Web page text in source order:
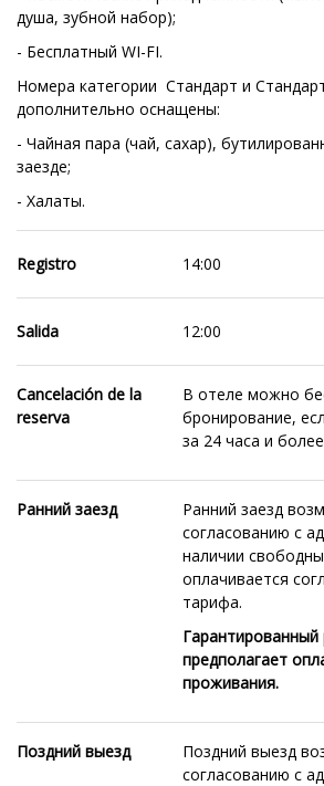
душа, зубной набор);
- Бесплатный WI-FI.
Номера категории Стандарт и
дополнительно оснащены:
- Чайная пара (чай, сахар),
заезде;
- Халаты.
Registro 14:00
Salida 12:00
Cancelación de la
reserva
В отеле можно
бронирование,
за 24 часа и
Ранний заезд
Ранний заезд
согласованию с
наличии
оплачивается
тарифа.
Гарантированный
предполагает
проживания.
Поздний выезд Поздний выезд
согласованию с